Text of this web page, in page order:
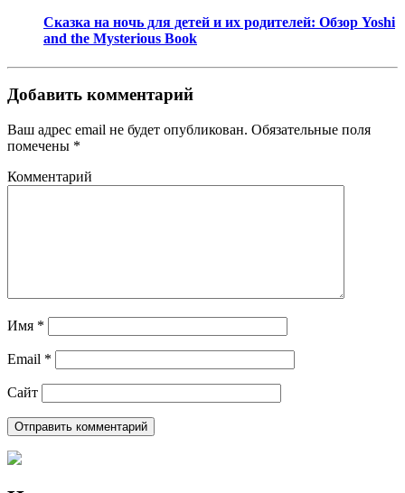
Сказка на ночь для детей и их родителей: Обзор Yoshi
and the Mysterious Book
Добавить комментарий
Ваш адрес email не будет опубликован. Обязательные поля
помечены *
Комментарий
Имя *
Email *
Сайт